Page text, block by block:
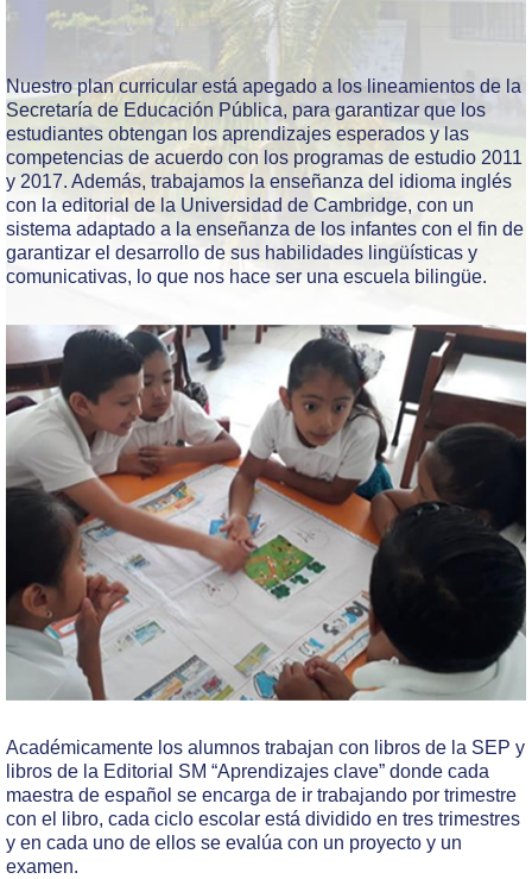
Nuestro plan curricular está apegado a los lineamientos de la
Secretaría de Educación Pública, para garantizar que los
estudiantes obtengan los aprendizajes esperados y las
competencias de acuerdo con los programas de estudio 2011
y 2017. Además, trabajamos la enseñanza del idioma inglés
con la editorial de la Universidad de Cambridge, con un
sistema adaptado a la enseñanza de los infantes con el fin de
garantizar el desarrollo de sus habilidades lingüísticas y
comunicativas, lo que nos hace ser una escuela bilingüe.
Académicamente los alumnos trabajan con libros de la SEP y
libros de la Editorial SM “Aprendizajes clave” donde cada
maestra de español se encarga de ir trabajando por trimestre
con el libro, cada ciclo escolar está dividido en tres trimestres
y en cada uno de ellos se evalúa con un proyecto y un
examen.